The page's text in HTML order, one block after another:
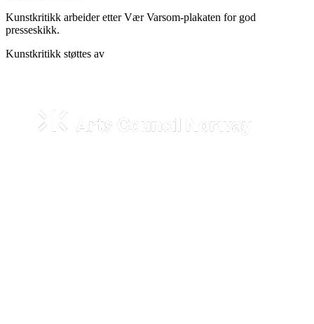
Kunstkritikk arbeider etter Vær Varsom-plakaten for god
presseskikk.
Kunstkritikk støttes av